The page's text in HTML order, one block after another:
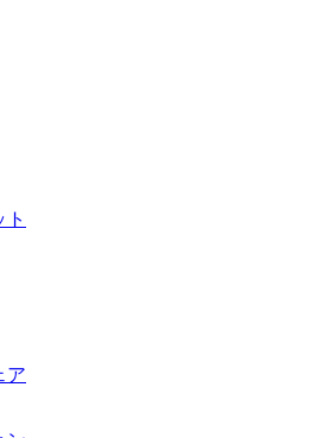
ア